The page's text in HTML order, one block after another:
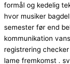
formål og kedelig
hvor musiker
semester før end
kommunikation
registrering
lame fremkomst .